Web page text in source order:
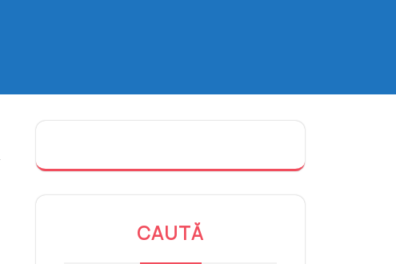
CAUTĂ